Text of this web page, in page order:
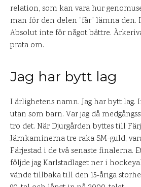
relation, som kan vara hur
man för den delen ”får” lämna den.
Absolut inte för något bättre.
prata om.
Jag har bytt lag
I ärlighetens namn. Jag har bytt lag.
utan som barn. Var jag då
tro det. När Djurgården byttes till
Järnkaminerna tre raka SM-guld,
Färjestad i de två senaste finalerna.
följde jag Karlstadlaget ner i
vände tillbaka till den 15-åriga